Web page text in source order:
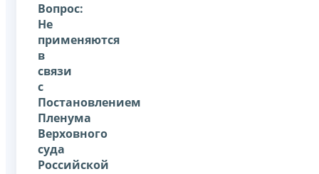
Вопрос:
Не
применяются
в
связи
с
Постановлением
Пленума
Верховного
суда
Российской